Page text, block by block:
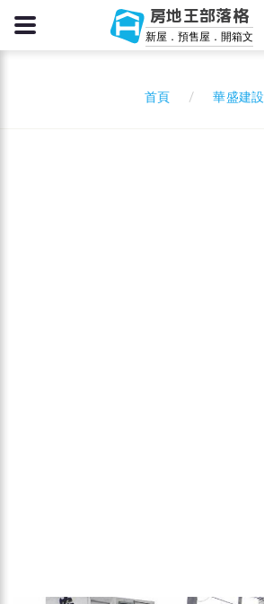
房地王部落格
新屋．預售屋．開箱文
首頁 華盛建設